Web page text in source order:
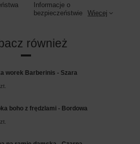
Informacje o
bezpieczeństwie
Więcej
również
worek Barberinis - Szara
boho z frędzlami - Bordowa